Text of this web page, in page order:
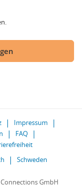
Impressum
FAQ
Schweden
Connections GmbH